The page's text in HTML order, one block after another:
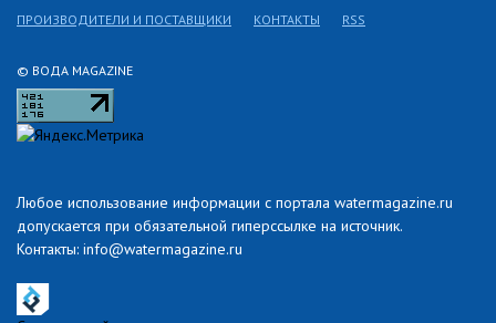
© ВОДА MAGAZINE
Любое использование информации с портала watermagazine.ru
допускается при обязательной гиперссылке на источник.
Контакты: info@watermagazine.ru
ПРОИЗВОДИТЕЛИ И ПОСТАВЩИКИ КОНТАКТЫ RSS